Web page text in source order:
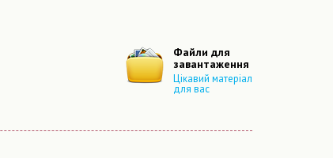
Файли для
завантаження
Цікавий матеріал
для вас